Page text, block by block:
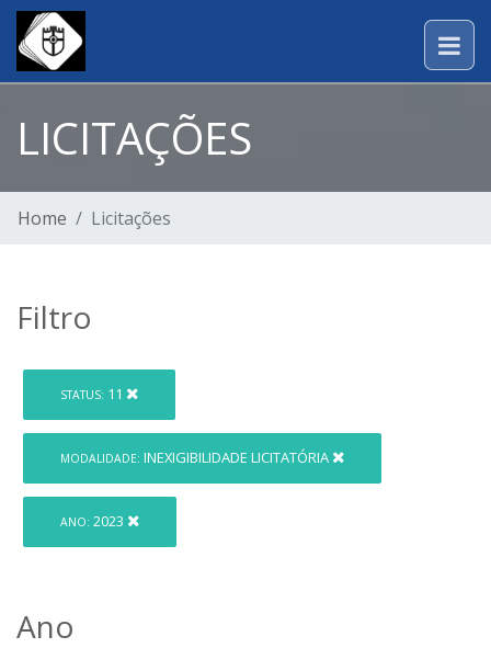
LICITAÇÕES
Home Licitações
Filtro
STATUS: 11
MODALIDADE: INEXIGIBILIDADE LICITATÓRIA
ANO: 2023
Ano